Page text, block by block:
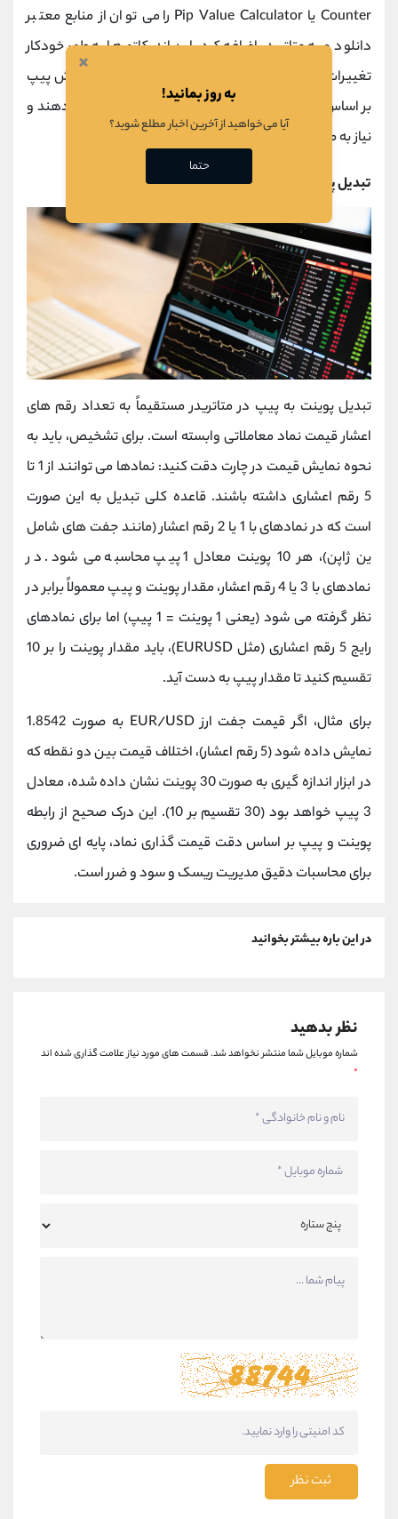
Counter یا Pip Value Calculator را می ‌توان از منابع معتبر
دانلود و به متاتریدر اضافه کرد. این اندیکاتورها به ‌طور خودکار
تغییرات قیمت را محاسبه و نتیجه را به ‌صورت پیپ یا ارزش پیپ
بر اساس حجم معامله، مستقیماً روی نمودار نمایش می ‌دهند و
نیاز به محاسبه دستی را از بین می ‌برند.
تبدیل پوینت به پیپ در متاتریدر
تبدیل پوینت به پیپ در متاتریدر مستقیماً به تعداد رقم‌ های
اعشار قیمت نماد معاملاتی وابسته است. برای تشخیص، باید به
نحوه نمایش قیمت در چارت دقت کنید: نمادها می‌ توانند از 1 تا
5 رقم اعشاری داشته باشند. قاعده کلی تبدیل به این صورت
است که در نمادهای با 1 یا 2 رقم اعشار (مانند جفت ‌های شامل
ین ژاپن)، هر 10 پوینت معادل 1 پیپ محاسبه می‌ شود. در
نمادهای با 3 یا 4 رقم اعشار، مقدار پوینت و پیپ معمولاً برابر در
نظر گرفته می‌ شود (یعنی 1 پوینت = 1 پیپ) اما برای نمادهای
رایج 5 رقم اعشاری (مثل EURUSD)، باید مقدار پوینت را بر 10
تقسیم کنید تا مقدار پیپ به‌ دست آید.
برای مثال، اگر قیمت جفت ‌ارز EUR/USD به صورت 1.8542
نمایش داده شود (5 رقم اعشار)، اختلاف قیمت بین دو نقطه که
در ابزار اندازه‌ گیری به صورت 30 پوینت نشان داده شده، معادل
3 پیپ خواهد بود (30 تقسیم بر 10). این درک صحیح از رابطه
پوینت و پیپ بر اساس دقت قیمت‌ گذاری نماد، پایه ‌ای ضروری
برای محاسبات دقیق مدیریت ریسک و سود و ضرر است.
در این باره بیشتر بخوانید
نظر بدهید
شماره موبایل شما منتشر نخواهد شد.قسمت های مورد نیاز علامت گذاری شده اند
*
ثبت نظر
×
به روز بمانید!
آیا می‌خواهید از آخرین اخبار مطلع شوید؟
حتما